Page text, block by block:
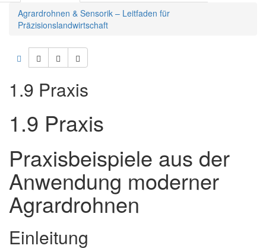
Agrardrohnen & Sensorik – Leitfaden für
Präzisionslandwirtschaft
1.9 Praxis
1.9 Praxis
Praxisbeispiele aus der
Anwendung moderner
Agrardrohnen
Einleitung